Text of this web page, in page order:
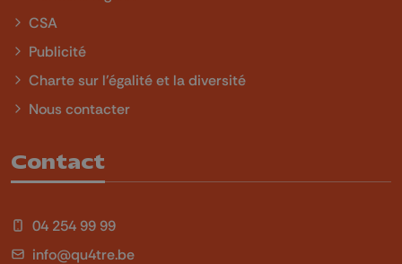
CSA
Publicité
Charte sur l'égalité et la diversité
Nous contacter
Contact
04 254 99 99
info@qu4tre.be